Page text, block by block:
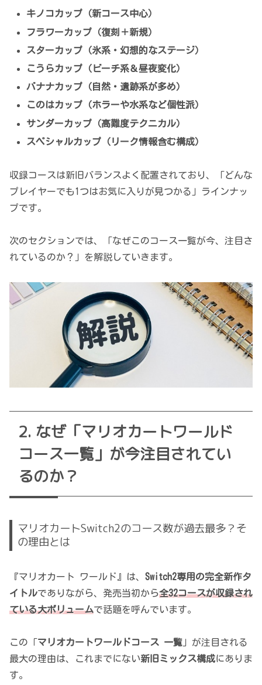
キノコカップ（新コース中心）
フラワーカップ（復刻＋新規）
スターカップ（氷系・幻想的なステージ）
こうらカップ（ビーチ系＆昼夜変化）
バナナカップ（自然・遺跡系が多め）
このはカップ（ホラーや水系など個性派）
サンダーカップ（高難度テクニカル）
スペシャルカップ（リーク情報含む構成）
収録コースは新旧バランスよく配置されており、「どんな
プレイヤーでも1つはお気に入りが見つかる」ラインナッ
プです。
次のセクションでは、「なぜこのコース一覧が今、注目さ
れているのか？」を解説していきます。
なぜ「マリオカートワールド
コース一覧」が今注目されてい
るのか？
マリオカートSwitch2のコース数が過去最多？そ
の理由とは
『マリオカート ワールド』は、 Switch2専用の完全新作タ
イトルでありながら、発売当初から全32コースが収録され
ている大ボリュームで話題を呼んでいます。
この「 マリオカートワールドコース 一覧 」が注目される
最大の理由は、これまでにない新旧ミックス構成にありま
す。